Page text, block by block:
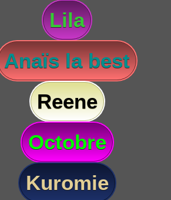
Lila
Anaïs la best
Reene
Octobre
Kuromie